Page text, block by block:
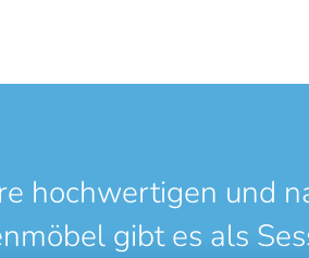
hochwertigen und
gibt es als